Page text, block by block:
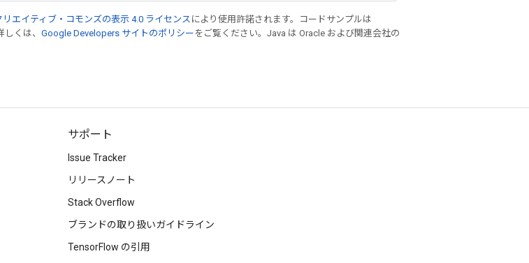
リエイティブ・コモンズの表示 4.0 ライセンス により使用許諾されます。コードサンプルは
くは、 Google Developers サイトのポリシー をご覧ください。Java は Oracle および関連会社の
サポート
Issue Tracker
リリースノート
Stack Overflow
ブランドの取り扱いガイドライン
TensorFlow の引用